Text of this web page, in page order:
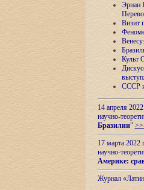
Эрнан
Визит
Культ
СССР и
14 апреля
научно-
Бразилии"
17 марта 2022
научно-
Америке:
Журнал